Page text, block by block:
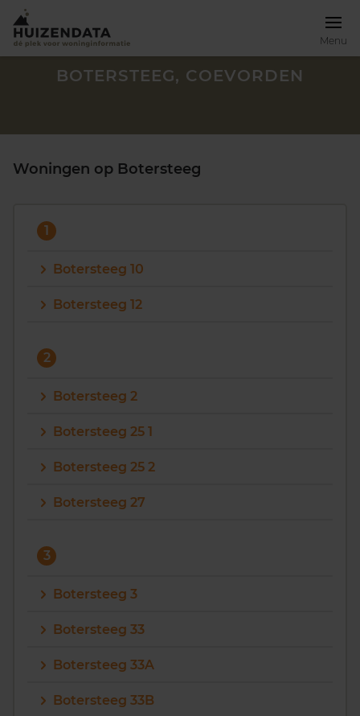
Menu
Vragen? Neem contact met ons op
088 220 4200
BOTERSTEEG, COEVORDEN
Woningen op Botersteeg
1
Botersteeg 10
Botersteeg 12
2
Botersteeg 2
Botersteeg 25 1
Botersteeg 25 2
Botersteeg 27
3
Botersteeg 3
Botersteeg 33
Botersteeg 33A
Botersteeg 33B